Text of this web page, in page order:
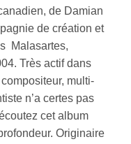
de Damian
de création et
Malasartes,
Très actif dans
multi-
n’a certes pas
cet album
Originaire